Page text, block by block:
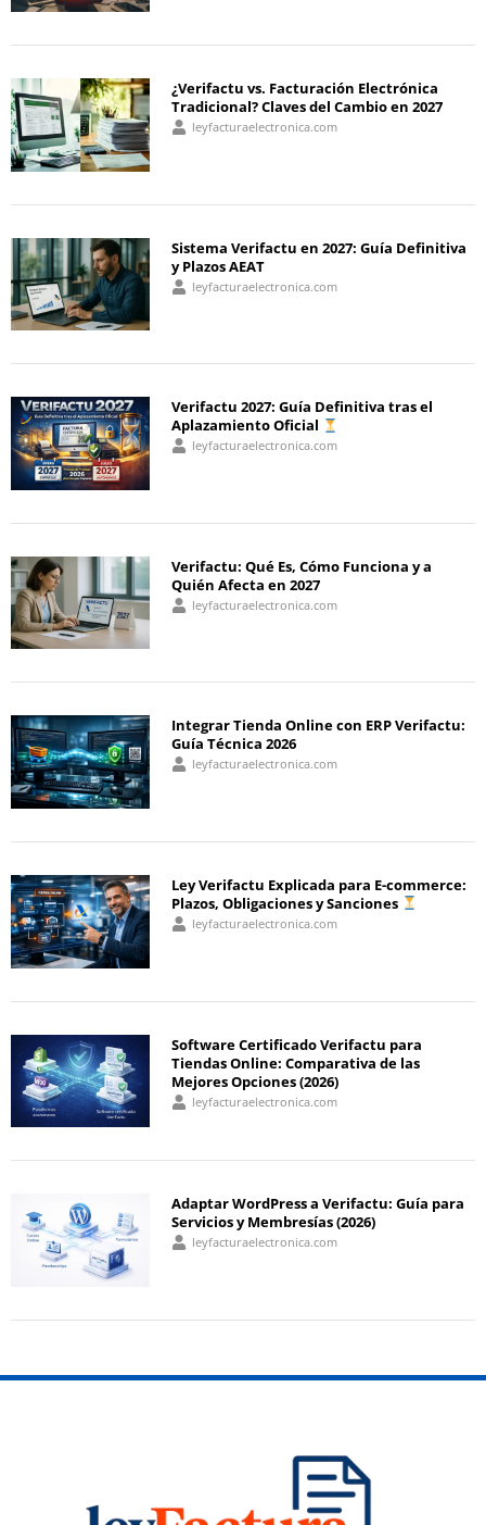
¿Verifactu vs. Facturación Electrónica
Tradicional? Claves del Cambio en 2027
leyfacturaelectronica.com
Sistema Verifactu en 2027: Guía Definitiva
y Plazos AEAT
leyfacturaelectronica.com
Verifactu 2027: Guía Definitiva tras el
Aplazamiento Oficial
leyfacturaelectronica.com
Verifactu: Qué Es, Cómo Funciona y a
Quién Afecta en 2027
leyfacturaelectronica.com
Integrar Tienda Online con ERP Verifactu:
Guía Técnica 2026
leyfacturaelectronica.com
Ley Verifactu Explicada para E-commerce:
Plazos, Obligaciones y Sanciones
leyfacturaelectronica.com
Software Certificado Verifactu para
Tiendas Online: Comparativa de las
Mejores Opciones (2026)
leyfacturaelectronica.com
Adaptar WordPress a Verifactu: Guía para
Servicios y Membresías (2026)
leyfacturaelectronica.com